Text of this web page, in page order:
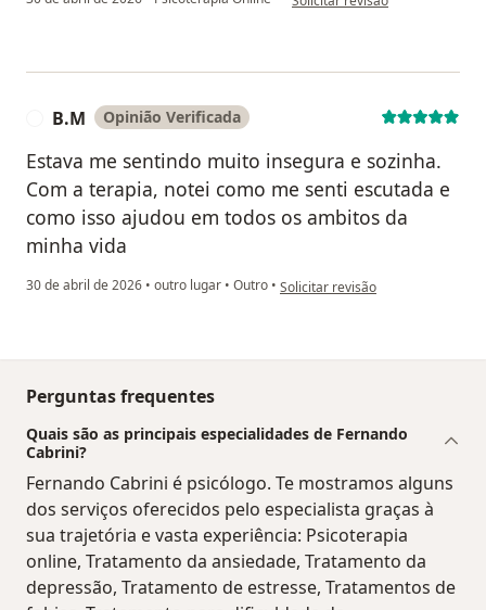
B.M Opinião Verificada
Estava me sentindo muito insegura e sozinha.
Com a terapia, notei como me senti escutada e
como isso ajudou em todos os ambitos da
minha vida
30 de abril de 2026 • outro lugar • Outro • na opinião do utilizador B.M
Solicitar revisão
Perguntas frequentes
Quais são as principais especialidades de Fernando
Cabrini?
Fernando Cabrini é psicólogo. Te mostramos alguns
dos serviços oferecidos pelo especialista graças à
sua trajetória e vasta experiência: Psicoterapia
online, Tratamento da ansiedade, Tratamento da
depressão, Tratamento de estresse, Tratamentos de